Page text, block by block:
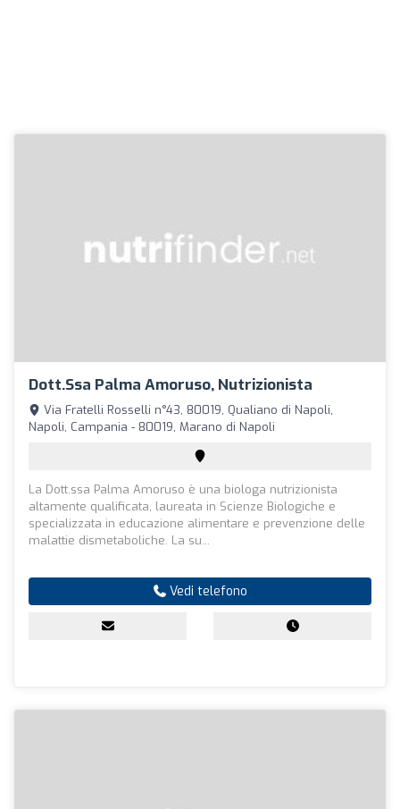
Dott.ssa Palma Amoruso, Nutrizionista
Via Fratelli Rosselli n°43, 80019, Qualiano di Napoli,
Napoli, Campania - 80019, Marano di Napoli
La Dott.ssa Palma Amoruso è una biologa nutrizionista
altamente qualificata, laureata in Scienze Biologiche e
specializzata in educazione alimentare e prevenzione delle
malattie dismetaboliche. La su...
Vedi telefono